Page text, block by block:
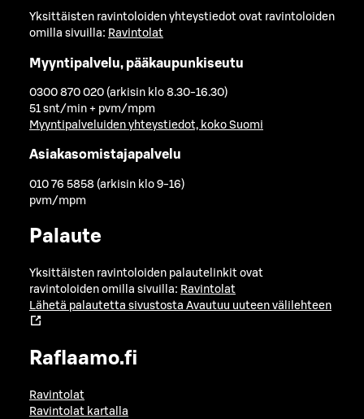
Yksittäisten ravintoloiden yhteystiedot ovat ravintoloiden
omilla sivuilla: Ravintolat
Myyntipalvelu, pääkaupunkiseutu
0300 870 020 (arkisin klo 8.30-16.30)
51 snt/min + pvm/mpm
Myyntipalveluiden yhteystiedot, koko Suomi
Asiakasomistajapalvelu
010 76 5858 (arkisin klo 9-16)
pvm/mpm
Palaute
Yksittäisten ravintoloiden palautelinkit ovat
ravintoloiden omilla sivuilla: Ravintolat
Lähetä palautetta sivustosta Avautuu uuteen välilehteen
Raflaamo.fi
Ravintolat
Ravintolat kartalla